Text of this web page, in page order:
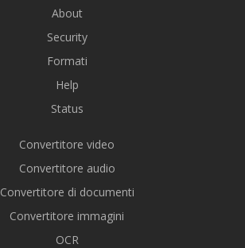
About
Security
Formati
Help
Status
Convertitore video
Convertitore audio
Convertitore di documenti
Convertitore immagini
OCR